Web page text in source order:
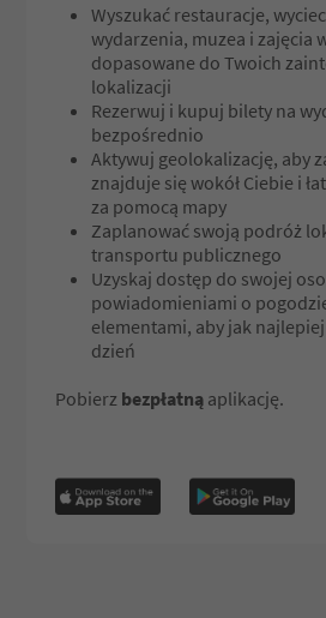
Wyszukać restauracje,
wydarzenia, muzea i zajęcia
dopasowane do Twoich
lokalizacji
Rezerwuj i kupuj bilety na
bezpośrednio
Aktywuj geolokalizację, aby
znajduje się wokół Ciebie i
za pomocą mapy
Zaplanować swoją podróż
transportu publicznego
Uzyskaj dostęp do swojej
powiadomieniami o
elementami, aby jak
dzień
Pobierz bezpłatną aplikację.